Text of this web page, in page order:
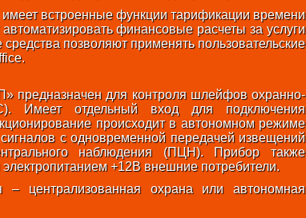
встроенные функции тарификации времени
финансовые расчеты за услуги
позволяют применять пользовательские
предназначен для контроля шлейфов охранно-
Имеет отдельный вход для подключения
происходит в автономном режиме
с одновременной передачей извещений
наблюдения (ПЦН). Прибор также
+12В внешние потребители.
– централизованная охрана или автономная